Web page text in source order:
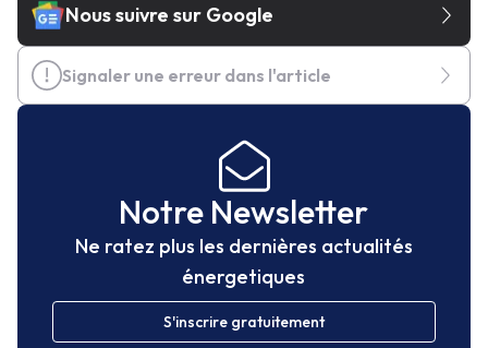
Nous suivre sur Google
Signaler une erreur dans l'article
Notre Newsletter
Ne ratez plus les dernières actualités
énergetiques
S'inscrire gratuitement